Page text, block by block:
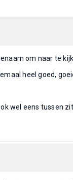
om naar te
heel goed,
wel eens tussen